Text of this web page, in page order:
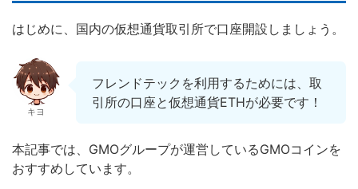
はじめに、国内の仮想通貨取引所で口座開設しましょう。
キヨ
フレンドテックを利用するためには、取
引所の口座と仮想通貨ETHが必要です！
本記事では、GMOグループが運営しているGMOコインを
おすすめしています。